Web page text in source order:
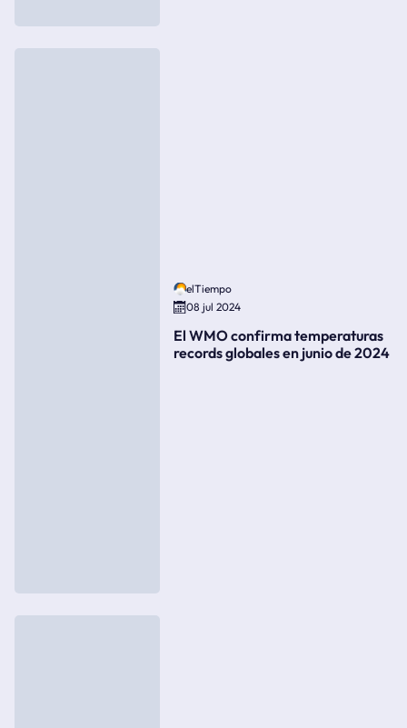
elTiempo
08 jul 2024
El WMO confirma temperaturas
records globales en junio de 2024